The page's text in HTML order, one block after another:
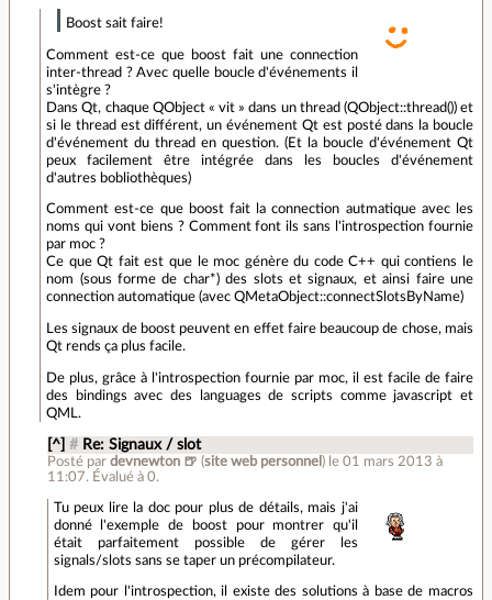
Boost sait faire!
Comment est-ce que boost fait une connection
inter-thread ? Avec quelle boucle d'événements il
s'intègre ?
Dans Qt, chaque QObject « vit » dans un thread (QObject::thread()) et
si le thread est différent, un événement Qt est posté dans la boucle
d'événement du thread en question. (Et la boucle d'événement Qt
peux facilement être intégrée dans les boucles d'événement
d'autres bobliothèques)
Comment est-ce que boost fait la connection autmatique avec les
noms qui vont biens ? Comment font ils sans l'introspection fournie
par moc ?
Ce que Qt fait est que le moc génère du code C++ qui contiens le
nom (sous forme de char*) des slots et signaux, et ainsi faire une
connection automatique (avec QMetaObject::connectSlotsByName)
Les signaux de boost peuvent en effet faire beaucoup de chose, mais
Qt rends ça plus facile.
De plus, grâce à l'introspection fournie par moc, il est facile de faire
des bindings avec des languages de scripts comme javascript et
QML.
[^] # Re: Signaux / slot
Posté par devnewton 🍺 (site web personnel ) le 01 mars 2013 à
11:07. Évalué à 0.
Tu peux lire la doc pour plus de détails, mais j'ai
donné l'exemple de boost pour montrer qu'il
était parfaitement possible de gérer les
signals/slots sans se taper un précompilateur.
Idem pour l'introspection, il existe des solutions à base de macros